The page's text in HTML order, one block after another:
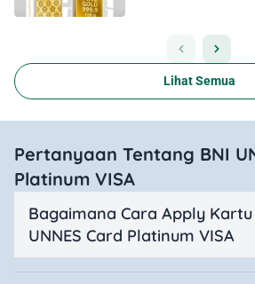
Lihat Semua
Pertanyaan Tentang BNI
Platinum VISA
Bagaimana Cara Apply
UNNES Card Platinum VISA